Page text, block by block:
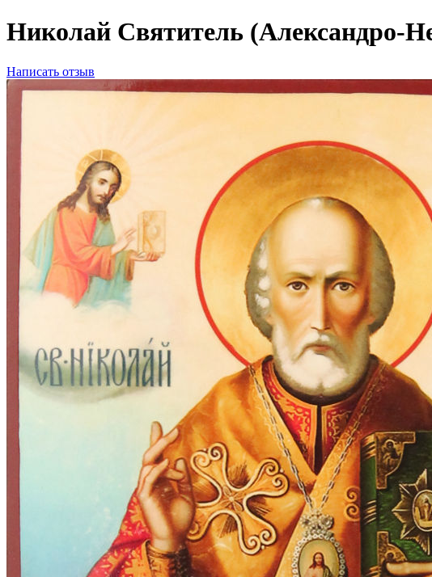
Николай Святитель (Александро-
Написать отзыв